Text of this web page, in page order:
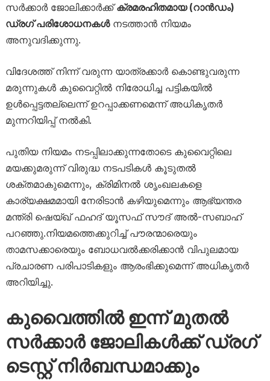
സർക്കാർ ജോലിക്കാർക്ക്ക്രമരഹിതമായ (റാൻഡം)
ഡ്രഗ് പരിശോധനകൾനടത്താൻ നിയമം
അനുവദിക്കുന്നു.
വിദേശത്ത് നിന്ന് വരുന്ന യാത്രക്കാർ കൊണ്ടുവരുന്ന
മരുന്നുകൾ കുവൈറ്റിൽ നിരോധിച്ച പട്ടികയിൽ
ഉൾപ്പെട്ടതല്ലെന്ന് ഉറപ്പാക്കണമെന്ന് അധികൃതർ
മുന്നറിയിപ്പ് നൽകി.
പുതിയ നിയമം നടപ്പിലാക്കുന്നതോടെ കുവൈറ്റിലെ
മയക്കുമരുന്ന് വിരുദ്ധ നടപടികൾ കൂടുതൽ
ശക്തമാകുമെന്നും, ക്രിമിനൽ ശൃംഖലകളെ
കാര്യക്ഷമമായി നേരിടാൻ കഴിയുമെന്നും ആഭ്യന്തര
മന്ത്രി ഷെയ്ഖ് ഫഹദ് യൂസഫ് സൗദ് അൽ-സബാഹ്
പറഞ്ഞു.നിയമത്തെക്കുറിച്ച് പൗരന്മാരെയും
താമസക്കാരെയും ബോധവൽക്കരിക്കാൻ വിപുലമായ
പ്രചാരണ പരിപാടികളും ആരംഭിക്കുമെന്ന് അധികൃതർ
അറിയിച്ചു.
കുവൈത്തിൽ ഇന്ന് മുതൽ
സർക്കാർ ജോലികൾക്ക് ഡ്രഗ്
ടെസ്റ്റ് നിർബന്ധമാക്കും